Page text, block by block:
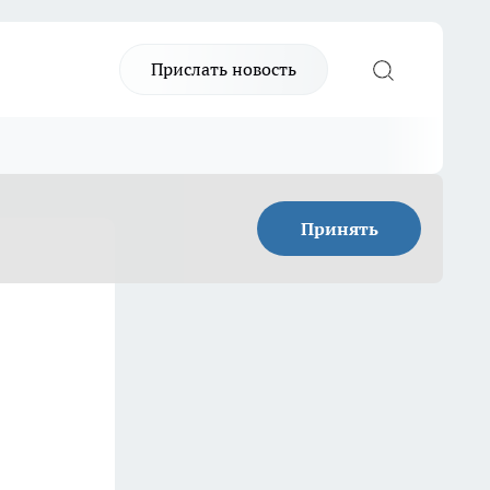
Прислать новость
Принять